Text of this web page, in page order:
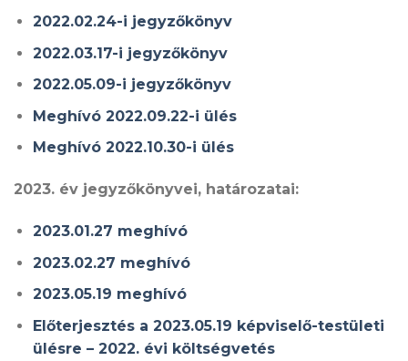
2022.02.24-i jegyzőkönyv
2022.03.17-i jegyzőkönyv
2022.05.09-i jegyzőkönyv
Meghívó 2022.09.22-i ülés
Meghívó 2022.10.30-i ülés
2023. év jegyzőkönyvei, határozatai:
2023.01.27 meghívó
2023.02.27 meghívó
2023.05.19 meghívó
Előterjesztés a 2023.05.19 képviselő-testületi
ülésre – 2022. évi költségvetés